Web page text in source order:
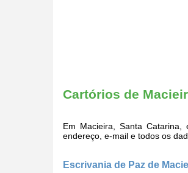
Cartórios de
Em Macieira, Santa Catarina,
endereço, e-mail e todos os
Escrivania de Paz de